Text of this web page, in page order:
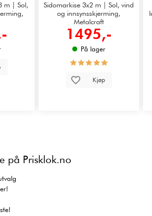
m | Sol,
Sidomarkise 3x2 m | Sol, vind
og innsynsskjerming,
Metalcraft
1495,-
På lager
Kjøp
på Prisklok.no